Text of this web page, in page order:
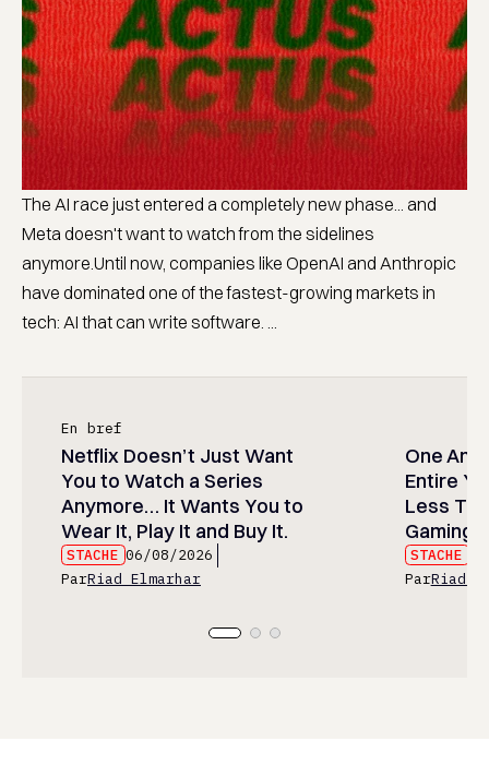
The AI race just entered a completely new phase... and
Meta doesn't want to watch from the sidelines
anymore.Until now, companies like OpenAI and Anthropic
have dominated one of the fastest-growing markets in
tech: AI that can write software. ...
En bref
Netflix Doesn’t Just Want
You to Watch a Series
Anymore… It Wants You to
Wear It, Play It and Buy It.
STACHE 06/08/2026
ParRiad Elmarhar
One
Entire
Less
Gaming
STACHE
ParRiad